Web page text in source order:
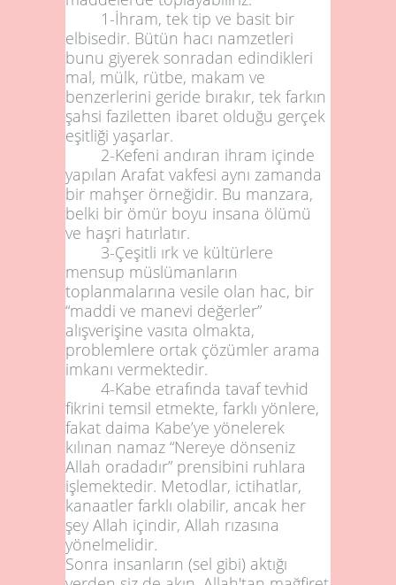
1-İhram, tek tip ve basit bir
elbisedir. Bütün hacı namzetleri
bunu giyerek sonradan edindikleri
mal, mülk, rütbe, makam ve
benzerlerini geride bırakır, tek farkın
şahsi faziletten ibaret olduğu gerçek
eşitliği yaşarlar.
2-Kefeni andıran ihram içinde
yapılan Arafat vakfesi aynı zamanda
bir mahşer örneğidir. Bu manzara,
belki bir ömür boyu insana ölümü
ve haşri hatırlatır.
3-Çeşitli ırk ve kültürlere
mensup müslümanların
toplanmalarına vesile olan hac, bir
“maddi ve manevi değerler”
alışverişine vasıta olmakta,
problemlere ortak çözümler arama
imkanı vermektedir.
4-Kabe etrafında tavaf tevhid
fikrini temsil etmekte, farklı yönlere,
fakat daima Kabe’ye yönelerek
kılınan namaz “Nereye dönseniz
Allah oradadır” prensibini ruhlara
işlemektedir. Metodlar, ictihatlar,
kanaatler farklı olabilir, ancak her
şey Allah içindir, Allah rızasına
yönelmelidir.
Sonra insanların (sel gibi) aktığı